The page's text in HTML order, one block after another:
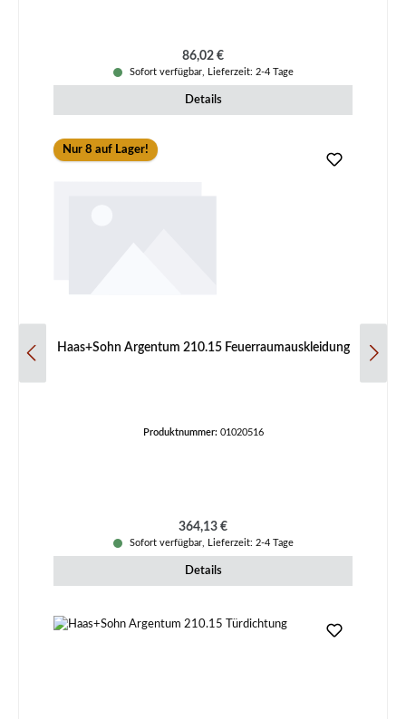
Regulärer Preis:
86,02 €
Sofort verfügbar, Lieferzeit: 2-4 Tage
Details
Nur 8 auf Lager!
Haas+Sohn Argentum 210.15 Feuerraumauskleidung
Produktnummer: 01020516
Regulärer Preis:
364,13 €
Sofort verfügbar, Lieferzeit: 2-4 Tage
Details